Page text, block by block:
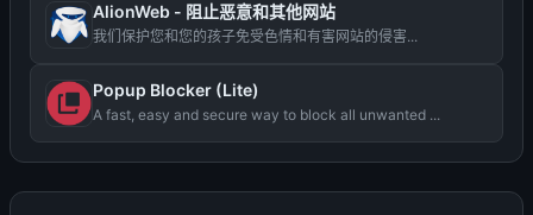
AlionWeb - 阻止恶意和其他网站
我们保护您和您的孩子免受色情和有害网站的侵害...
Popup Blocker (Lite)
A fast, easy and secure way to block all unwanted ...